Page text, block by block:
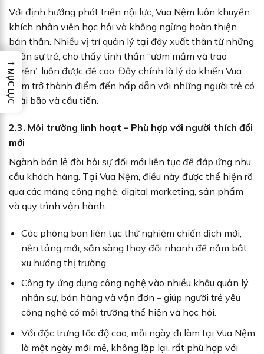
Với định hướng phát triển nội lực, Vua Nệm luôn khuyến
khích nhân viên học hỏi và không ngừng hoàn thiện
bản thân. Nhiều vị trí quản lý tại đây xuất thân từ những
nhân sự trẻ, cho thấy tinh thần “ươm mầm và trao
quyền” luôn được đề cao. Đây chính là lý do khiến Vua
Nệm trở thành điểm đến hấp dẫn với những người trẻ có
hoài bão và cầu tiến.
2.3. Môi trường linh hoạt – Phù hợp với người thích đổi
mới
Ngành bán lẻ đòi hỏi sự đổi mới liên tục để đáp ứng nhu
cầu khách hàng. Tại Vua Nệm, điều này được thể hiện rõ
qua các mảng công nghệ, digital marketing, sản phẩm
và quy trình vận hành.
Các phòng ban liên tục thử nghiệm chiến dịch mới,
nền tảng mới, sẵn sàng thay đổi nhanh để nắm bắt
xu hướng thị trường.
Công ty ứng dụng công nghệ vào nhiều khâu quản lý
nhân sự, bán hàng và vận đơn – giúp người trẻ yêu
công nghệ có môi trường thể hiện và học hỏi.
Với đặc trưng tốc độ cao, mỗi ngày đi làm tại Vua Nệm
là một ngày mới mẻ, không lặp lại, rất phù hợp với
→
MỤC LỤC